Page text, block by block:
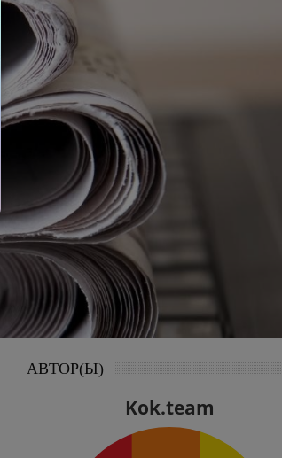
АВТОР(Ы)
Kok.team